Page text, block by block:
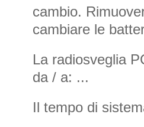
cambio.
cambiare le
La radiosveglia
da / a: ...
Il tempo di